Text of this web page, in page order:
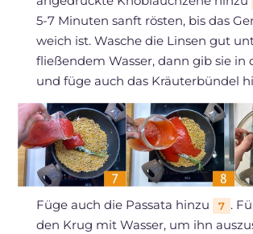
5-7 Minuten sanft rösten, bis das
weich ist. Wasche die Linsen gut
fließendem Wasser, dann gib sie in
und füge auch das Kräuterbündel
Füge auch die Passata hinzu 7 .
den Krug mit Wasser, um ihn